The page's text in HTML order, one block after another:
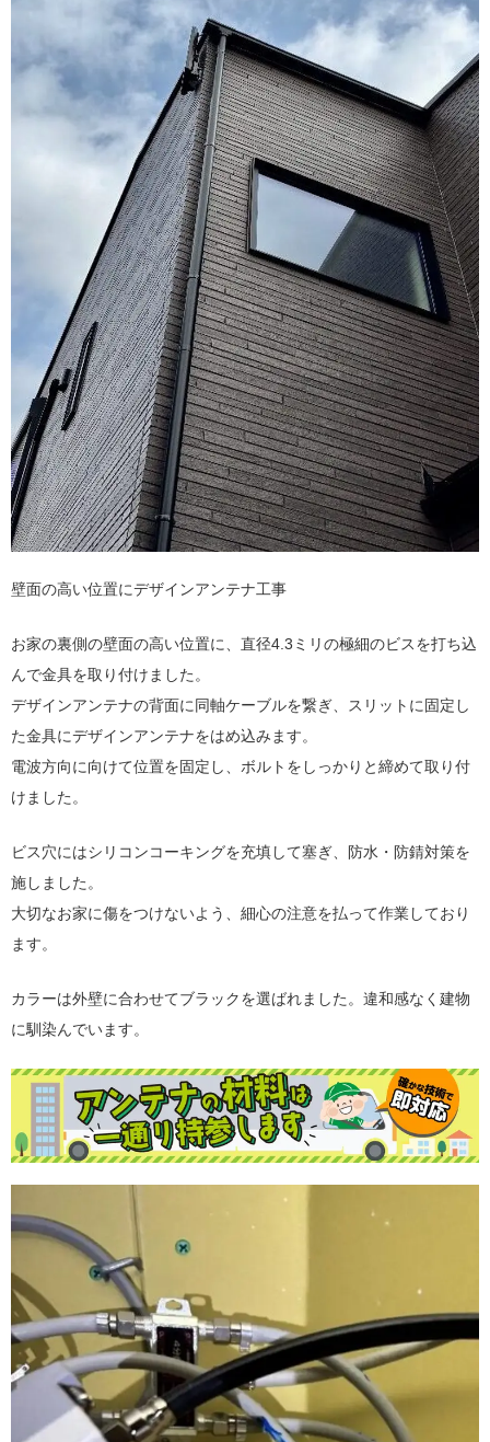
壁面の高い位置にデザインアンテナ工事
お家の裏側の壁面の高い位置に、直径4.3ミリの極細のビスを打ち込
んで金具を取り付けました。
デザインアンテナの背面に同軸ケーブルを繋ぎ、スリットに固定し
た金具にデザインアンテナをはめ込みます。
電波方向に向けて位置を固定し、ボルトをしっかりと締めて取り付
けました。
ビス穴にはシリコンコーキングを充填して塞ぎ、防水・防錆対策を
施しました。
大切なお家に傷をつけないよう、細心の注意を払って作業しており
ます。
カラーは外壁に合わせてブラックを選ばれました。違和感なく建物
に馴染んでいます。